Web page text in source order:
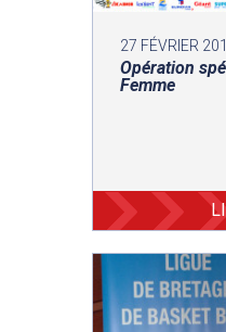
27 FÉVRIER
Opération
Femme